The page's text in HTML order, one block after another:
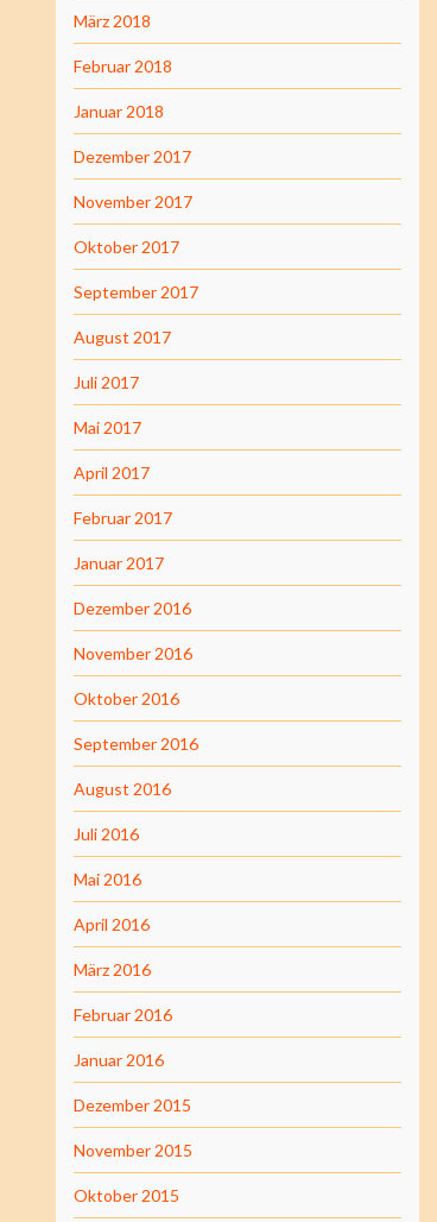
März 2018
Februar 2018
Januar 2018
Dezember 2017
November 2017
Oktober 2017
September 2017
August 2017
Juli 2017
Mai 2017
April 2017
Februar 2017
Januar 2017
Dezember 2016
November 2016
Oktober 2016
September 2016
August 2016
Juli 2016
Mai 2016
April 2016
März 2016
Februar 2016
Januar 2016
Dezember 2015
November 2015
Oktober 2015